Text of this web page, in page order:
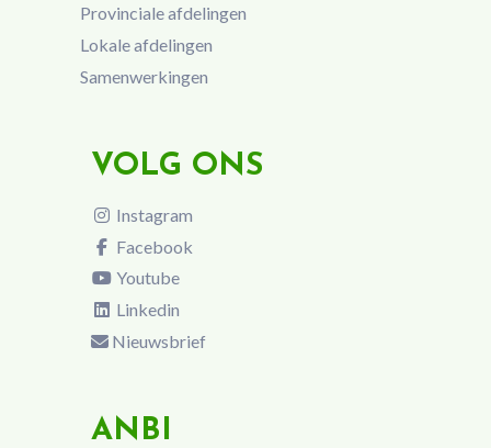
Provinciale afdelingen
Lokale afdelingen
Samenwerkingen
VOLG ONS
Instagram
Facebook
Youtube
Linkedin
Nieuwsbrief
ANBI